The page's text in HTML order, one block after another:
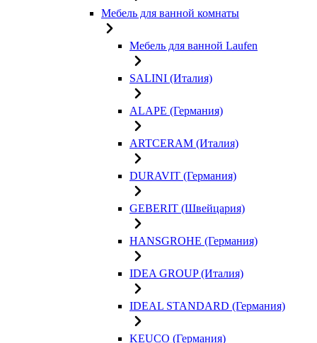
Мебель для ванной комнаты
Мебель для ванной Laufen
SALINI (Италия)
ALAPE (Германия)
ARTCERAM (Италия)
DURAVIT (Германия)
GEBERIT (Швейцария)
HANSGROHE (Германия)
IDEA GROUP (Италия)
IDEAL STANDARD (Германия)
KEUCO (Германия)